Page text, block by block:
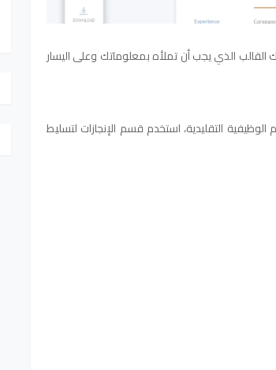
الذي يجب أن تملأه بمعلوماتك وعلى اليسار
الوظيفية التقليدية، استخدم قسم الإنجازات لتسليط